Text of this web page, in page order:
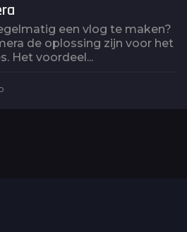
een vlog te maken?
de oplossing zijn voor het
Het voordeel...